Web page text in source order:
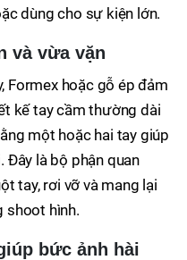
dùng cho sự kiện lớn.
và vừa vặn
Formex hoặc gỗ ép đảm
kế tay cầm thường dài
một hoặc hai tay giúp
Đây là bộ phận quan
tay, rơi vỡ và mang lại
shoot hình.
bức ảnh hài